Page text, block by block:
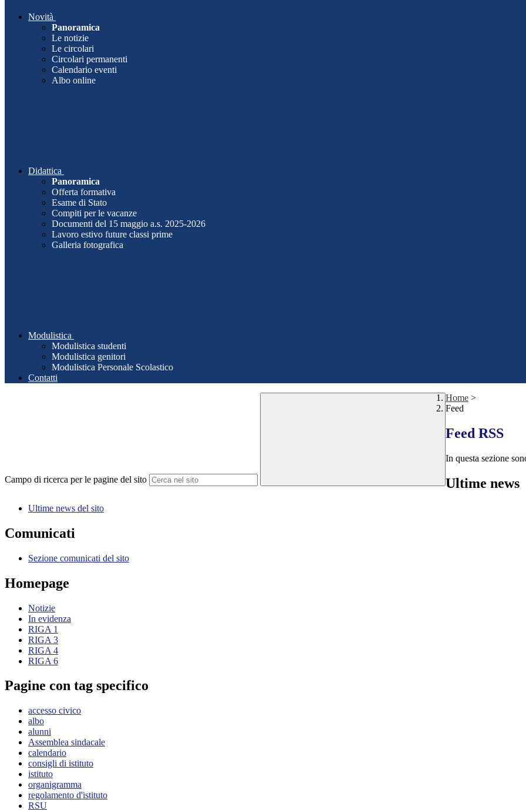
Novità
Panoramica
Le notizie
Le circolari
Circolari permanenti
Calendario eventi
Albo online
Didattica
Panoramica
Offerta formativa
Esame di Stato
Compiti per le vacanze
Documenti del 15 maggio a.s. 2025-2026
Lavoro estivo future classi prime
Galleria fotografica
Modulistica
Modulistica studenti
Modulistica genitori
Modulistica Personale Scolastico
Contatti
Campo di ricerca per le pagine del sito
Home >
Feed
Feed RSS
In questa sezione
Ultime news
Ultime news del sito
Comunicati
Sezione comunicati del sito
Homepage
Notizie
In evidenza
RIGA 1
RIGA 3
RIGA 4
RIGA 6
Pagine con tag specifico
accesso civico
albo
alunni
Assemblea sindacale
calendario
consigli di istituto
istituto
organigramma
regolamento d'istituto
RSU